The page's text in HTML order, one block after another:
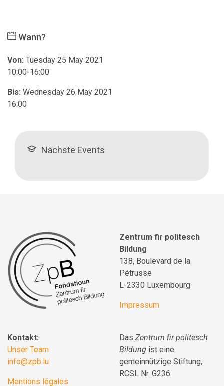
Wann?
Von: Tuesday 25 May 2021
10:00-16:00
Bis: Wednesday 26 May 2021
16:00
Nächste Events
Zentrum fir politesch
Bildung
138, Boulevard de la
Pétrusse
L-2330 Luxembourg
Impressum
Kontakt:
Unser Team
info@zpb.lu
Mentions légales
Das Zentrum fir politesch
Bildung ist eine
gemeinnützige Stiftung,
RCSL Nr. G236.